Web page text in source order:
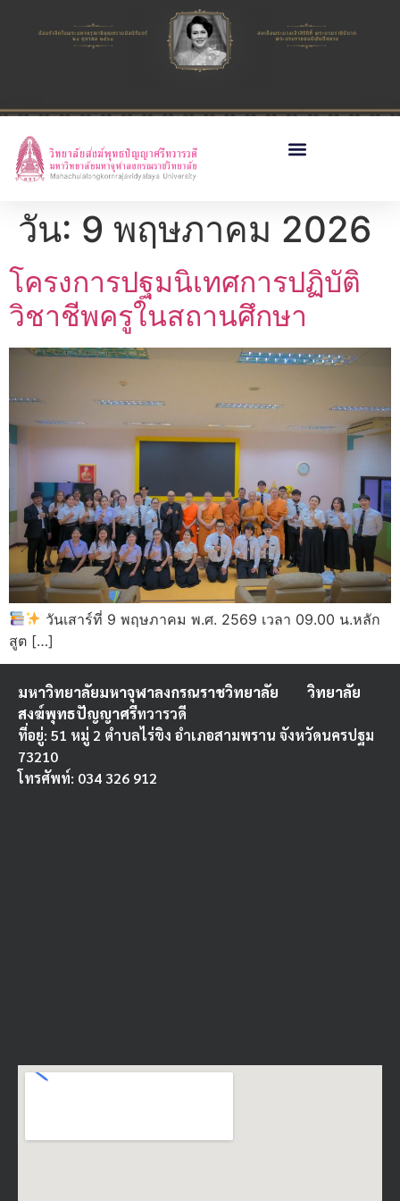
วัน: 9 พฤษภาคม 2026
โครงการปฐมนิเทศการปฏิบัติ
วิชาชีพครูในสถานศึกษา
วันเสาร์ที่ 9 พฤษภาคม พ.ศ. 2569 เวลา 09.00 น.หลัก
สูต […]
มหาวิทยาลัยมหาจุฬาลงกรณราชวิทยาลัย วิทยาลัย
สงฆ์พุทธปัญญาศรีทวารวดี
ที่อยู่: 51 หมู่ 2 ตำบลไร่ขิง อำเภอสามพราน จังหวัดนครปฐม
73210
โทรศัพท์: 034 326 912